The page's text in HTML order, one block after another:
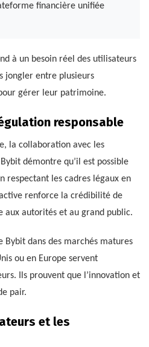
financière unifiée
à un besoin réel des utilisateurs
jongler entre plusieurs
gérer leur patrimoine.
responsable
la collaboration avec les
démontre qu’il est possible
respectant les cadres légaux en
renforce la crédibilité de
aux autorités et au grand public.
Bybit dans des marchés matures
ou en Europe servent
Ils prouvent que l’innovation et
pair.
et les